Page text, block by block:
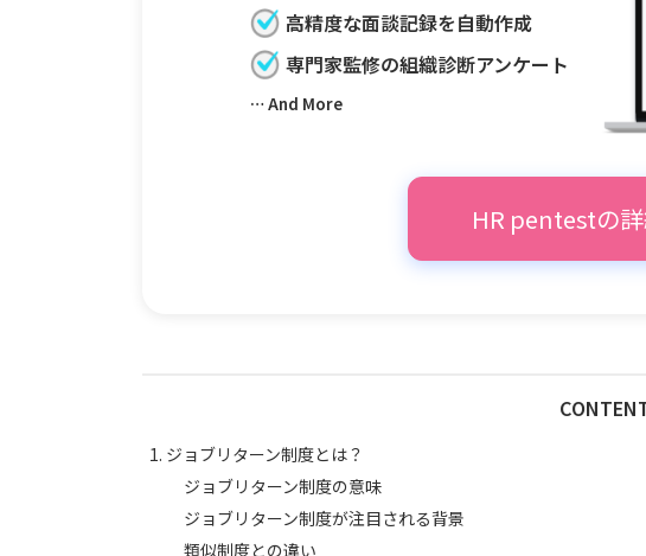
高精度な面談記録を自動作成
専門家監修の組織診断アンケート
… And More
HR pentestの
ジョブリターン制度とは？
ジョブリターン制度の意味
ジョブリターン制度が注目される背景
類似制度との違い